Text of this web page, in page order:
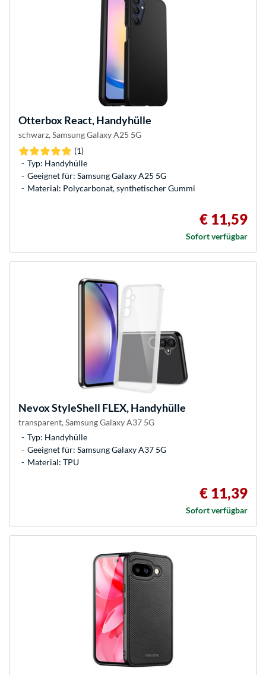
OtterboxReact, Handyhülle
schwarz, Samsung Galaxy A25 5G
(1)
Typ: Handyhülle
Geeignet für: Samsung Galaxy A25 5G
Material: Polycarbonat, synthetischer Gummi
€ 11,59
Sofort verfügbar
NevoxStyleShell FLEX, Handyhülle
transparent, Samsung Galaxy A37 5G
Typ: Handyhülle
Geeignet für: Samsung Galaxy A37 5G
Material: TPU
€ 11,39
Sofort verfügbar